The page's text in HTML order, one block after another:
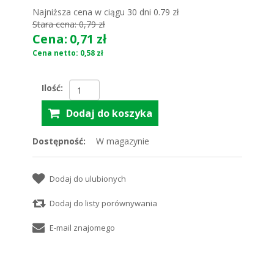
Najniższa cena w ciągu 30 dni 0.79 zł
Stara cena: 0,79 zł
Cena: 0,71 zł
Cena netto: 0,58 zł
Ilość:
Dostępność: W magazynie